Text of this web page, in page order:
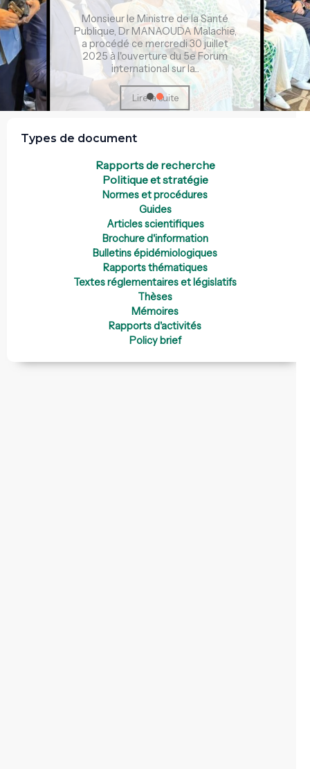
Monsieur le Ministre de la Santé
Publique, Dr MANAOUDA Malachie,
a procédé ce mercredi 30 juillet
2025 à l'ouverture du 5e Forum
international sur la...
Lire la suite
Types de document
Rapports de recherche
Politique et stratégie
Normes et procédures
Guides
Articles scientifiques
Brochure d'information
Bulletins épidémiologiques
Rapports thématiques
Textes réglementaires et législatifs
Thèses
Mémoires
Rapports d'activités
Policy brief